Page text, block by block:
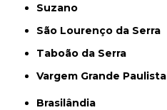
Suzano
São Lourenço da Serra
Taboão da Serra
Vargem Grande Paulista
Brasilândia